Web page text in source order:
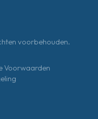
voorbehouden.
Voorwaarden